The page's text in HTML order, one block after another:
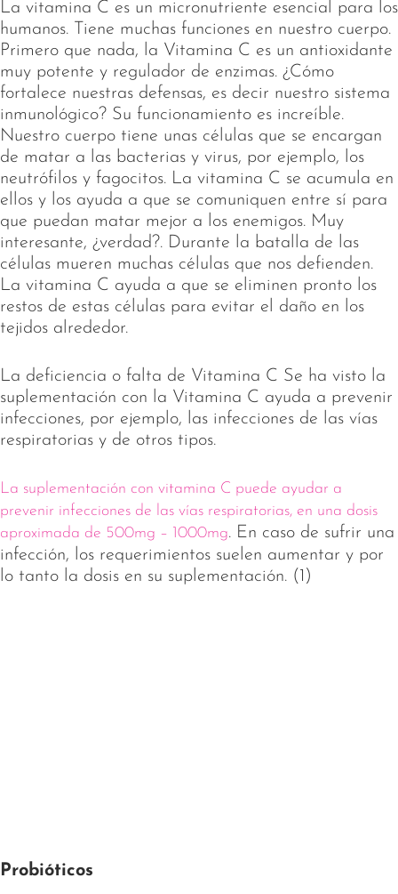
La vitamina C es un micronutriente esencial para los
humanos. Tiene muchas funciones en nuestro cuerpo.
Primero que nada, la Vitamina C es un antioxidante
muy potente y regulador de enzimas. ¿Cómo
fortalece nuestras defensas, es decir nuestro sistema
inmunológico? Su funcionamiento es increíble.
Nuestro cuerpo tiene unas células que se encargan
de matar a las bacterias y virus, por ejemplo, los
neutrófilos y fagocitos. La vitamina C se acumula en
ellos y los ayuda a que se comuniquen entre sí para
que puedan matar mejor a los enemigos. Muy
interesante, ¿verdad?. Durante la batalla de las
células mueren muchas células que nos defienden.
La vitamina C ayuda a que se eliminen pronto los
restos de estas células para evitar el daño en los
tejidos alrededor.
La deficiencia o falta de Vitamina C Se ha visto la
suplementación con la Vitamina C ayuda a prevenir
infecciones, por ejemplo, las infecciones de las vías
respiratorias y de otros tipos.
La suplementación con vitamina C puede ayudar a
prevenir infecciones de las vías respiratorias, en una dosis
aproximada de 500mg – 1000mg. En caso de sufrir una
infección, los requerimientos suelen aumentar y por
lo tanto la dosis en su suplementación. (1)
Probióticos